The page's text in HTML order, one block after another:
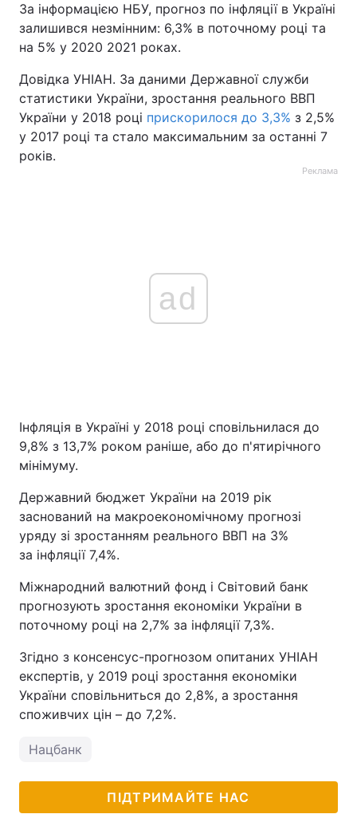
За інформацією НБУ, прогноз по інфляції в Україні
залишився незмінним: 6,3% в поточному році та
на 5% у 2020 2021 роках.
Довідка УНІАН. За даними Державної служби
статистики України, зростання реального ВВП
України у 2018 році прискорилося до 3,3% з 2,5%
у 2017 році та стало максимальним за останні 7
років.
Реклама
ad
Інфляція в Україні у 2018 році сповільнилася до
9,8% з 13,7% роком раніше, або до п'ятирічного
мінімуму.
Державний бюджет України на 2019 рік
заснований на макроекономічному прогнозі
уряду зі зростанням реального ВВП на 3%
за інфляції 7,4%.
Міжнародний валютний фонд і Світовий банк
прогнозують зростання економіки України в
поточному році на 2,7% за інфляції 7,3%.
Згідно з консенсус-прогнозом опитаних УНІАН
експертів, у 2019 році зростання економіки
України сповільниться до 2,8%, а зростання
споживчих цін – до 7,2%.
Нацбанк
ПІДТРИМАЙТЕ НАС